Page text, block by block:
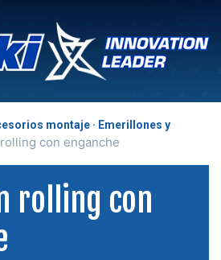
montaje
Emerillones y
con enganche
rolling con